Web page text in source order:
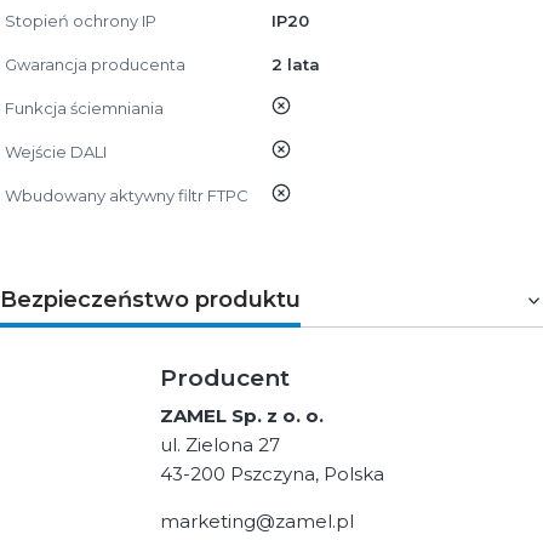
Stopień ochrony IP IP20
Gwarancja producenta 2 lata
Funkcja ściemniania nie
Wejście DALI nie
Wbudowany aktywny filtr FTPC nie
Bezpieczeństwo produktu
Producent
ZAMEL Sp. z o. o.
ul. Zielona 27
43-200 Pszczyna, Polska
marketing@zamel.pl